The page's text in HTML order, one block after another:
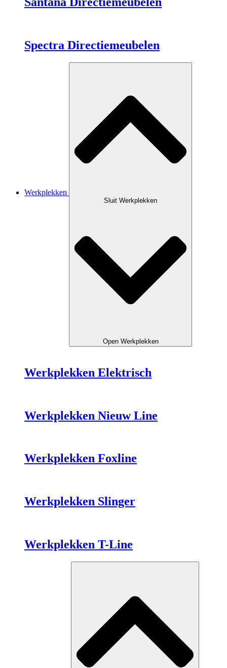
Spectra Directiemeubelen
Werkplekken
Sluit Werkplekken
Open Werkplekken
Werkplekken Elektrisch
Werkplekken Nieuw Line
Werkplekken Foxline
Werkplekken Slinger
Werkplekken T-Line